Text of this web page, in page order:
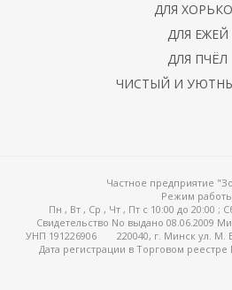
ДЛЯ
ДЛЯ ЕЖЕЙ
ДЛЯ ПЧЁЛ
ЧИСТЫЙ И
Частное предприятие
Режим
Пн , Вт , Ср , Чт , Пт c 10:00 до 20:00 ;
Свидетельство No выдано 08.06.2009
УНП 191226906
220040, г. Минск ул. М.
Дата регистрации в Торговом реестре